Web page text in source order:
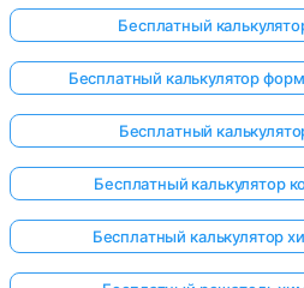
Бесплатный
Бесплатный калькулятор
Бесплатный
Бесплатный калькулятор
Бесплатный калькулятор